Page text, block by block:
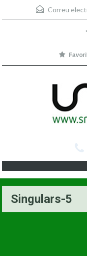
Correu
Singulars-5